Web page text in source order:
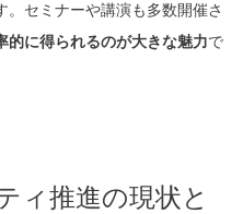
セミナーや講演も多数開催さ
的に得られるのが大きな魅力で
ィ推進の現状と